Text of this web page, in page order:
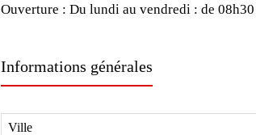
Ouverture : Du lundi au vendredi : de
Informations générales
Ville